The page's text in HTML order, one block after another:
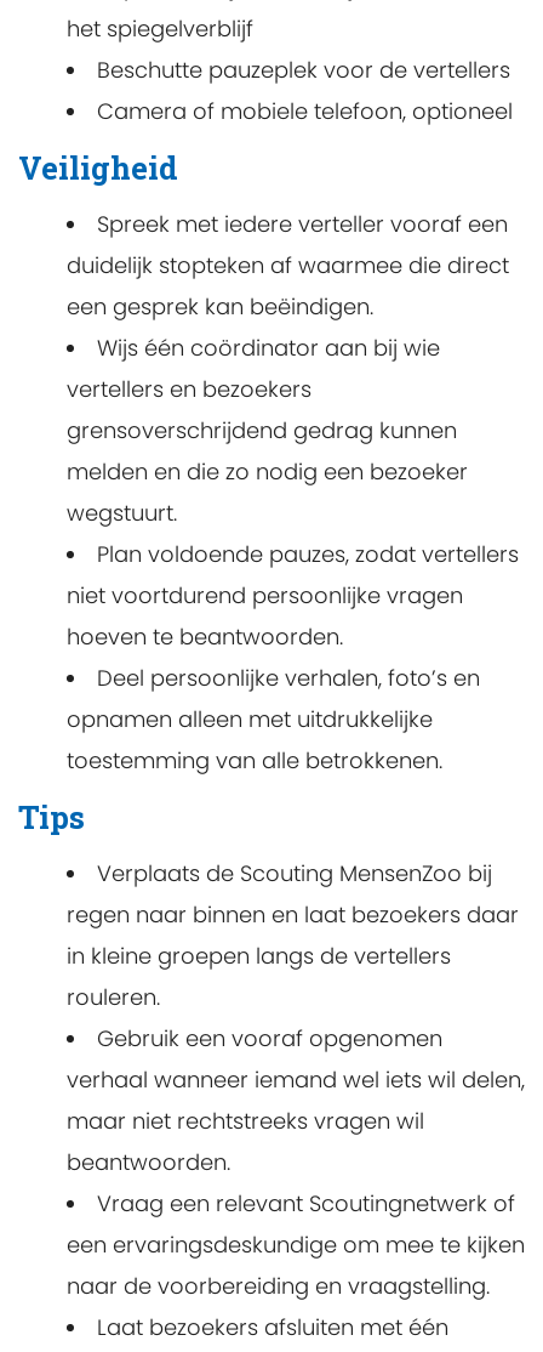
het spiegelverblijf
Beschutte pauzeplek voor de vertellers
Camera of mobiele telefoon, optioneel
Veiligheid
Spreek met iedere verteller vooraf een
duidelijk stopteken af waarmee die direct
een gesprek kan beëindigen.
Wijs één coördinator aan bij wie
vertellers en bezoekers
grensoverschrijdend gedrag kunnen
melden en die zo nodig een bezoeker
wegstuurt.
Plan voldoende pauzes, zodat vertellers
niet voortdurend persoonlijke vragen
hoeven te beantwoorden.
Deel persoonlijke verhalen, foto’s en
opnamen alleen met uitdrukkelijke
toestemming van alle betrokkenen.
Tips
Verplaats de Scouting MensenZoo bij
regen naar binnen en laat bezoekers daar
in kleine groepen langs de vertellers
rouleren.
Gebruik een vooraf opgenomen
verhaal wanneer iemand wel iets wil delen,
maar niet rechtstreeks vragen wil
beantwoorden.
Vraag een relevant Scoutingnetwerk of
een ervaringsdeskundige om mee te kijken
naar de voorbereiding en vraagstelling.
Laat bezoekers afsluiten met één